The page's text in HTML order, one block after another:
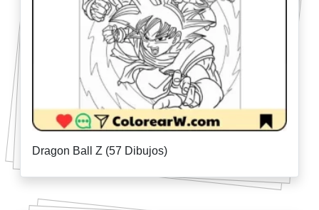
Dragon Ball Z (57 Dibujos)